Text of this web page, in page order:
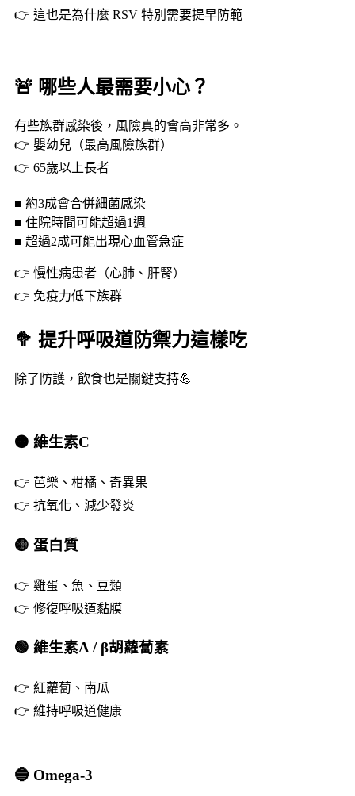
👉 這也是為什麼 RSV 特別需要提早防範
🚨 哪些人最需要小心？
有些族群感染後，風險真的會高非常多。
👉 嬰幼兒（最高風險族群）
👉 65歲以上長者
■ 約3成會合併細菌感染
■ 住院時間可能超過1週
■ 超過2成可能出現心血管急症
👉 慢性病患者（心肺、肝腎）
👉 免疫力低下族群
🥦 提升呼吸道防禦力這樣吃
除了防護，飲食也是關鍵支持💪
🟠 維生素C
👉 芭樂、柑橘、奇異果
👉 抗氧化、減少發炎
🟡 蛋白質
👉 雞蛋、魚、豆類
👉 修復呼吸道黏膜
🟢 維生素A / β胡蘿蔔素
👉 紅蘿蔔、南瓜
👉 維持呼吸道健康
🔵 Omega-3